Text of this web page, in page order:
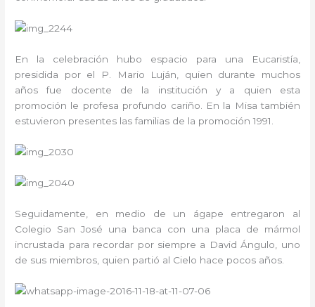
En la celebración hubo espacio para una Eucaristía,
presidida por el P. Mario Luján, quien durante muchos
años fue docente de la institución y a quien esta
promoción le profesa profundo cariño. En la Misa también
estuvieron presentes las familias de la promoción 1991.
Seguidamente, en medio de un ágape entregaron al
Colegio San José una banca con una placa de mármol
incrustada para recordar por siempre a David Ángulo, uno
de sus miembros, quien partió al Cielo hace pocos años.